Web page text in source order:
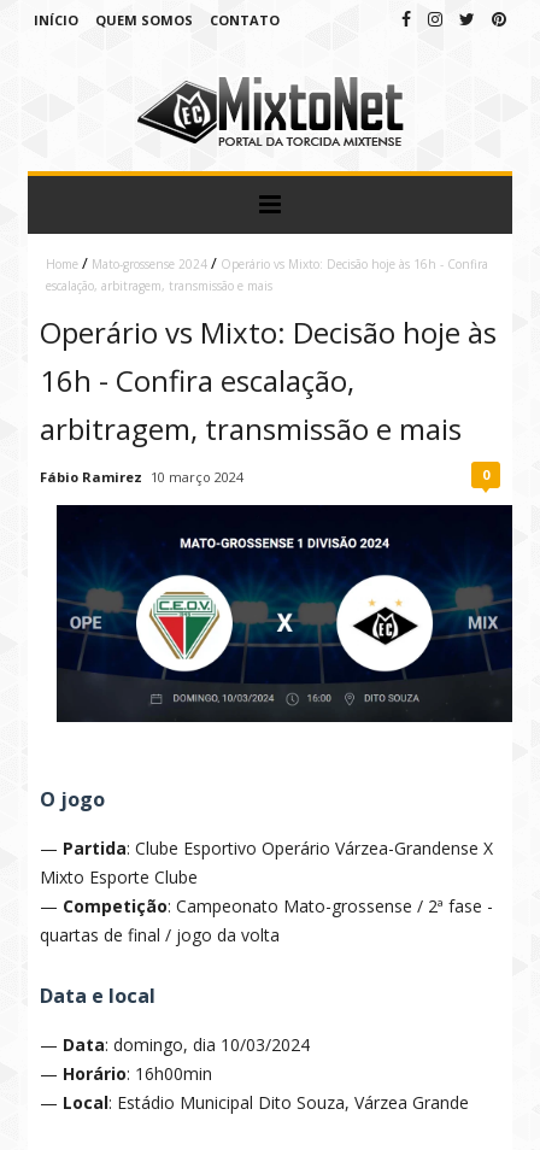
INÍCIO QUEM SOMOS CONTATO
Home / Mato-grossense 2024 / Operário vs Mixto: Decisão hoje às 16h - Confira
escalação, arbitragem, transmissão e mais
Operário vs Mixto: Decisão hoje às
16h - Confira escalação,
arbitragem, transmissão e mais
Fábio Ramirez 10 março 2024 0
O jogo
— Partida: Clube Esportivo Operário Várzea-Grandense X
Mixto Esporte Clube
— Competição: Campeonato Mato-grossense / 2ª fase -
quartas de final / jogo da volta
Data e local
— Data: domingo, dia 10/03/2024
— Horário: 16h00min
— Local: Estádio Municipal Dito Souza, Várzea Grande